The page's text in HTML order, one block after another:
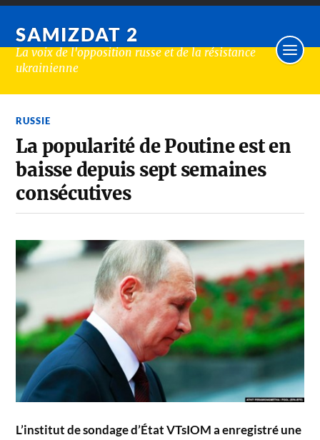
SAMIZDAT 2
La voix de l'opposition russe et de la résistance
ukrainienne
RUSSIE
La popularité de Poutine est en
baisse depuis sept semaines
consécutives
L’institut de sondage d’État VTsIOM a enregistré une